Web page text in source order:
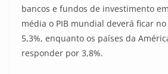
bancos e fundos de investimento
média o PIB mundial deverá ficar
5,3%, enquanto os países da
responder por 3,8%.